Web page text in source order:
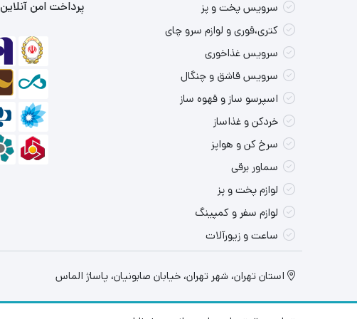
سرویس پخت و پز
کتری،قوری و لوازم سرو چای
سرویس غذاخوری
سرویس قاشق و چنگال
اسپرسو ساز و قهوه ساز
خردکن و غذاساز
سرخ کن و هواپز
سماور برقی
لوازم پخت و پز
لوازم سفر و کمپینگ
ساعت و زیورآلات
پرداخت امن آنلاین
استان تهران، شهر تهران، خیابان صابونیان، پاساژ الماس